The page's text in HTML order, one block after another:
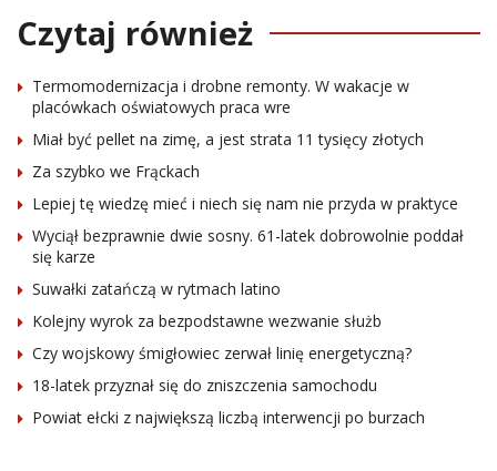
Czytaj również
Termomodernizacja i drobne remonty. W wakacje w
placówkach oświatowych praca wre
Miał być pellet na zimę, a jest strata 11 tysięcy złotych
Za szybko we Frąckach
Lepiej tę wiedzę mieć i niech się nam nie przyda w praktyce
Wyciął bezprawnie dwie sosny. 61-latek dobrowolnie poddał
się karze
Suwałki zatańczą w rytmach latino
Kolejny wyrok za bezpodstawne wezwanie służb
Czy wojskowy śmigłowiec zerwał linię energetyczną?
18-latek przyznał się do zniszczenia samochodu
Powiat ełcki z największą liczbą interwencji po burzach